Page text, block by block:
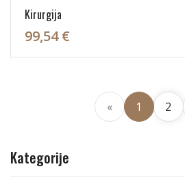
Kirurgija
99,54 €
« 1 2
Kategorije